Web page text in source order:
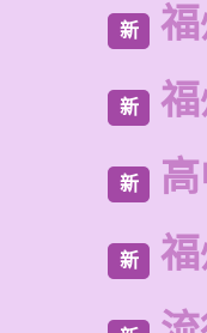
新
新
新
新